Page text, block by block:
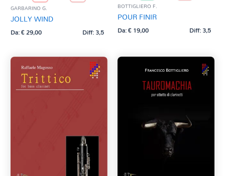
GARBARINO G.
JOLLY WIND
Da:€29,00 Diff: 3,5
BOTTIGLIERO F.
POUR FINIR
Da:€19,00 Diff: 3,5